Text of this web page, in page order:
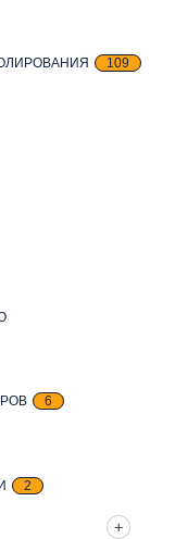
109
6
2